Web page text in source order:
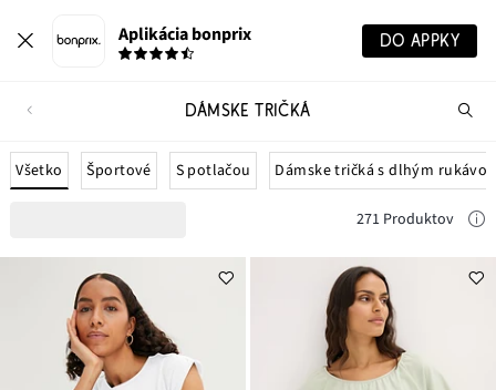
Aplikácia bonprix DO APPKY
DÁMSKE TRIČKÁ
Všetko Športové S potlačou Dámske tričká s dlhým
271 Produktov